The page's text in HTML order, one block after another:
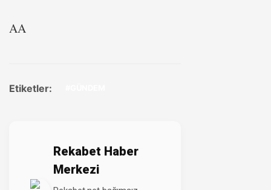
AA
Etiketler:
Rekabet Haber
Merkezi